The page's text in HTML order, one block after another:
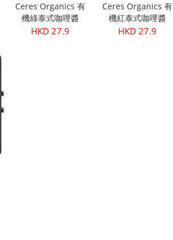
Ceres Organics 有
機綠泰式咖哩醬
175g
HKD 27.9
Ceres Organics 有
機紅泰式咖哩醬
175g
HKD 27.9